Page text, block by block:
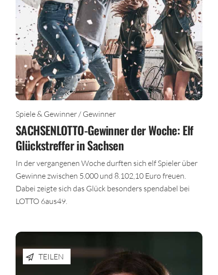
Spiele & Gewinner / Gewinner
SACHSENLOTTO-Gewinner der Woche: Elf
Glückstreffer in Sachsen
In der vergangenen Woche durften sich elf Spieler über
Gewinne zwischen 5.000 und 8.102,10 Euro freuen.
Dabei zeigte sich das Glück besonders spendabel bei
LOTTO 6aus49.
TEILEN